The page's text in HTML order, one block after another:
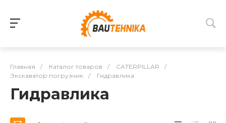
Главная / Каталог товаров / CATERPILLAR
/
Экскаватор погрузчик
/ Гидравлика
Гидравлика